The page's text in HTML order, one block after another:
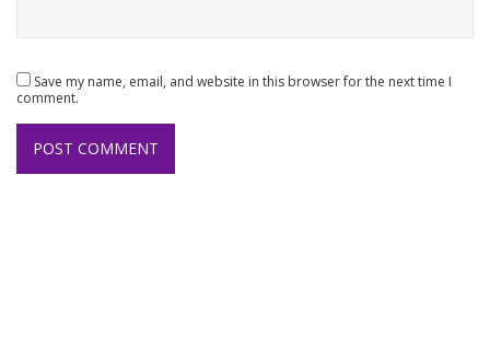
Save my name, email, and website in this browser for the next time I
comment.